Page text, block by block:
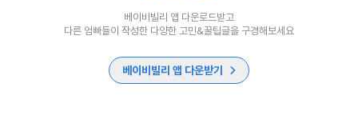
베이비빌리 앱 다운로드받고
다른 엄빠들이 작성한 다양한 고민&꿀팁글을 구경해보세요
베이비빌리 앱 다운받기